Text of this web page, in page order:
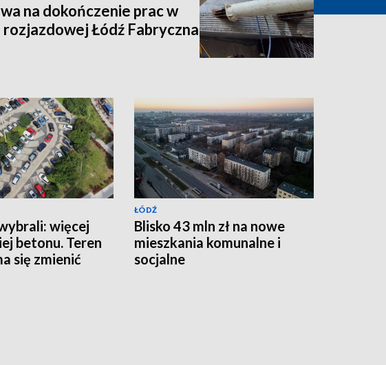
na dokończenie prac w
Łódź Fabryczna
więcej
betonu. Teren
się zmienić
ŁÓDŹ
Blisko 43 mln zł na nowe
mieszkania komunalne i
socjalne